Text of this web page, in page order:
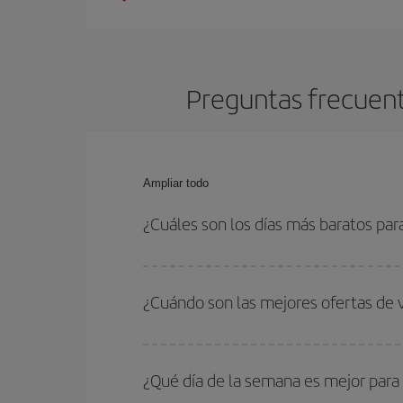
Preguntas
Ampliar todo
¿Cuáles son los días más baratos
quieres ir y en qué fechas habías pensado
para que puedas encontrar la mejor oferta.
¿Cuándo son las mejores ofertas de
periodos de vacaciones escolares son
precios encontrarás.
¿Qué día de la semana es mejor